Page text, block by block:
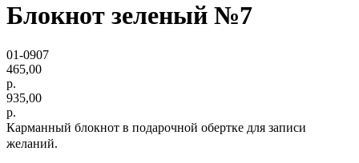
Блокнот зеленый №7
01-0907
465,00
р.
935,00
р.
Карманный блокнот в подарочной обертке для записи
желаний.